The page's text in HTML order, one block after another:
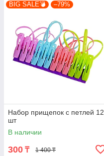
BIG SALE💣 –79%
Набор прищепок с петлей 12
шт
В наличии
300 ₸ 1 400 ₸